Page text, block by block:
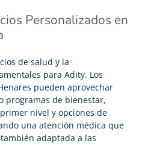
Personalizados en
de salud y la
para Adity. Los
pueden aprovechar
programas de bienestar,
nivel y opciones de
una atención médica que
adaptada a las